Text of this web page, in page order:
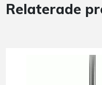
Relaterade